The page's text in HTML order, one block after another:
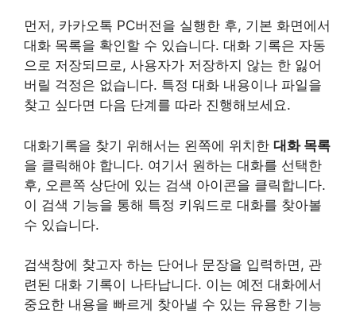
먼저, 카카오톡 PC버전을 실행한 후, 기본 화면에서
대화 목록을 확인할 수 있습니다. 대화 기록은 자동
으로 저장되므로, 사용자가 저장하지 않는 한 잃어
버릴 걱정은 없습니다. 특정 대화 내용이나 파일을
찾고 싶다면 다음 단계를 따라 진행해보세요.
대화기록을 찾기 위해서는 왼쪽에 위치한 대화 목록
을 클릭해야 합니다. 여기서 원하는 대화를 선택한
후, 오른쪽 상단에 있는 검색 아이콘을 클릭합니다.
이 검색 기능을 통해 특정 키워드로 대화를 찾아볼
수 있습니다.
검색창에 찾고자 하는 단어나 문장을 입력하면, 관
련된 대화 기록이 나타납니다. 이는 예전 대화에서
중요한 내용을 빠르게 찾아낼 수 있는 유용한 기능